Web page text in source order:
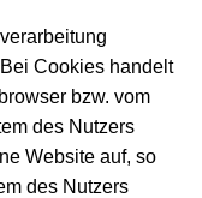
Cookies handelt
bzw. vom
des Nutzers
Website auf, so
des Nutzers